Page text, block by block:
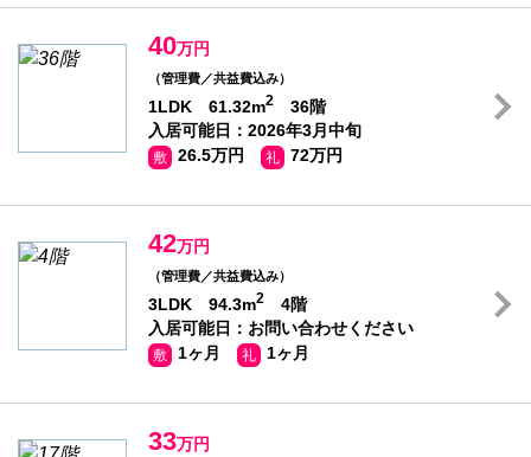
40万円
（管理費／共益費込み）
1LDK 61.32m2
36階
入居可能日：2026年3月中旬
敷 26.5万円 礼 72万円
42万円
（管理費／共益費込み）
3LDK 94.3m2
4階
入居可能日：お問い合わせください
敷 1ヶ月 礼 1ヶ月
33万円